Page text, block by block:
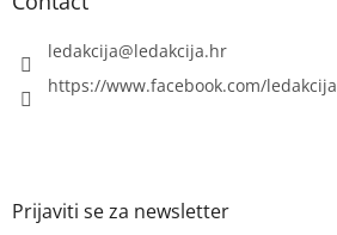
ledakcija@ledakcija.hr
https://www.facebook.com/ledakcija